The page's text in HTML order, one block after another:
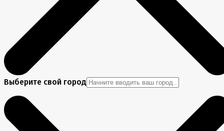
Выберите свой город